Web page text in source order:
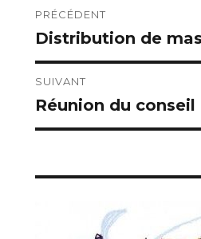
Navigation
de
l’article
PRÉCÉDENT
Publication
précédente :
Distribution de
SUIVANT
Publication
suivante :
Réunion du conseil